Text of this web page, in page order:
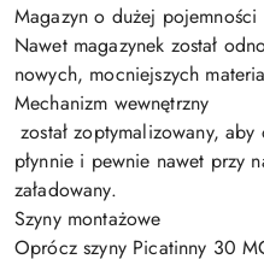
Magazyn o dużej pojemności
Nawet magazynek został
nowych, mocniejszych
Mechanizm wewnętrzny
został zoptymalizowany,
płynnie i pewnie nawet przy
załadowany.
Szyny montażowe
Oprócz szyny Picatinny 30